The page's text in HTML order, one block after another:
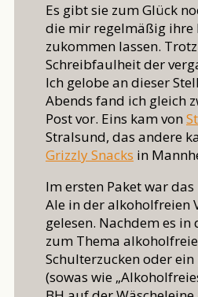
Es gibt sie zum Glück
die mir regelmäßig
zukommen lassen.
Schreibfaulheit der
Ich gelobe an dieser
Abends fand ich gleich
Post vor. Eins kam von
Stralsund, das andere
Grizzly Snacks in
Im ersten Paket war
Ale in der alkoholfreien
gelesen. Nachdem es
zum Thema
Schulterzucken oder
(sowas wie